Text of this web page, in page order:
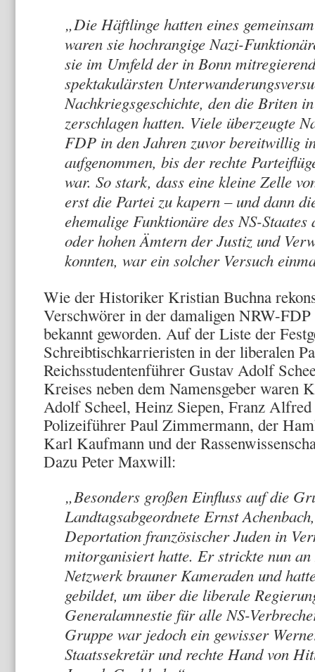
„Die Häftlinge hatten eines
waren sie hochrangige Nazi-
sie im Umfeld der in Bonn
spektakulärsten
Nachkriegsgeschichte, den die Briten
zerschlagen hatten. Viele überzeugte
FDP in den Jahren zuvor bereitwillig
aufgenommen, bis der rechte
war. So stark, dass eine kleine Zelle
erst die Partei zu kapern – und dann
ehemalige Funktionäre des NS-
oder hohen Ämtern der Justiz und
konnten, war ein solcher Versuch
Wie der Historiker Kristian Buchna
Verschwörer in der damaligen NRW-
bekannt geworden. Auf der Liste der
Schreibtischkarrieristen in der liberalen
Reichsstudentenführer Gustav Adolf
Kreises neben dem Namensgeber waren
Adolf Scheel, Heinz Siepen, Franz
Polizeiführer Paul Zimmermann, der
Karl Kaufmann und der
Dazu Peter Maxwill:
„Besonders großen Einfluss auf die
Landtagsabgeordnete Ernst
Deportation französischer Juden in
mitorganisiert hatte. Er strickte nun
Netzwerk brauner Kameraden und
gebildet, um über die liberale
Generalamnestie für alle NS-
Gruppe war jedoch ein gewisser
Staatssekretär und rechte Hand von